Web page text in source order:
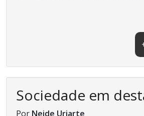
Sociedade em
Por Neide Uriarte